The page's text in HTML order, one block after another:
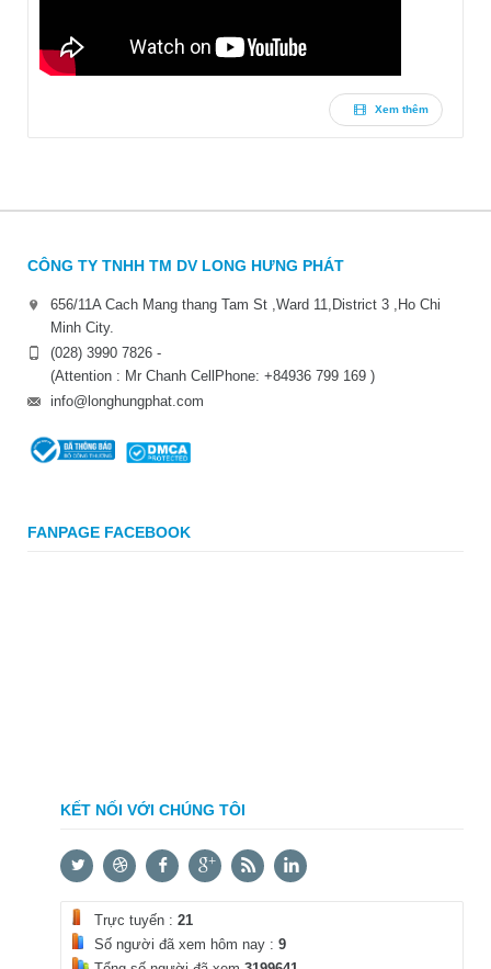
Xem thêm
CÔNG TY TNHH TM DV LONG HƯNG PHÁT
656/11A Cach Mang thang Tam St ,Ward 11,District 3 ,Ho Chi
Minh City.
(028) 3990 7826 -
(Attention : Mr Chanh CellPhone: +84936 799 169 )
info@longhungphat.com
FANPAGE FACEBOOK
KẾT NỐI VỚI CHÚNG TÔI
Trực tuyến : 21
Số người đã xem hôm nay : 9